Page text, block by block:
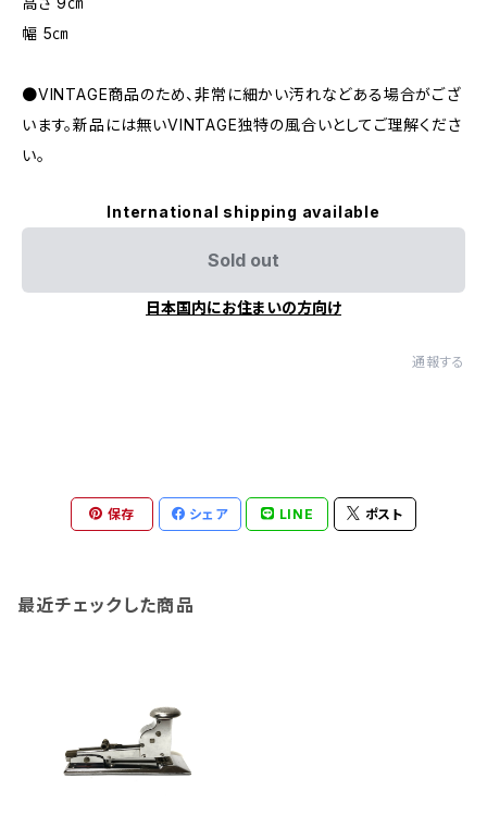
幅 5㎝
●VINTAGE商品のため、非常に細かい汚れなどある場合がござ
います。新品には無いVINTAGE独特の風合いとしてご理解くださ
い。
International shipping available
Sold out
日本国内にお住まいの方向け
通報する
保存 シェア LINE ポスト
最近チェックした商品